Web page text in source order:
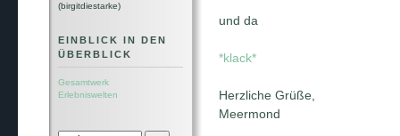
(birgitdiestarke)
EINBLICK IN DEN
ÜBERBLICK
Gesamtwerk
Erlebniswelten
und da
*klack*
Herzliche Grüße,
Meermond